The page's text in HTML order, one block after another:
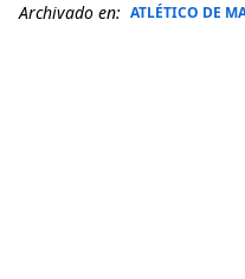
Archivado en: ATLÉTICO DE